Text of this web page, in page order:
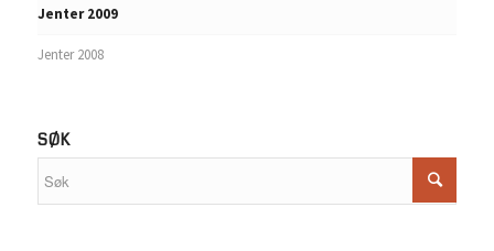
Jenter 2009
Jenter 2008
SØK